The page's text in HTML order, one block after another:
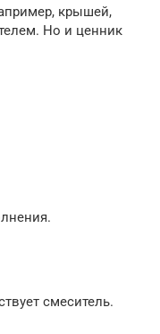
крышей,
Но и ценник
смеситель.